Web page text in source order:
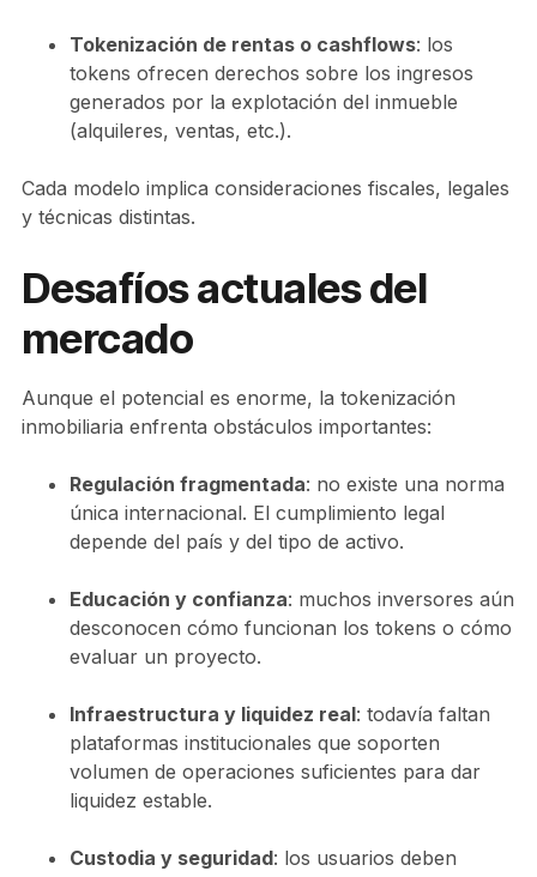
Tokenización de rentas o cashflows: los
tokens ofrecen derechos sobre los ingresos
generados por la explotación del inmueble
(alquileres, ventas, etc.).
Cada modelo implica consideraciones fiscales, legales
y técnicas distintas.
Desafíos actuales del
mercado
Aunque el potencial es enorme, la tokenización
inmobiliaria enfrenta obstáculos importantes:
Regulación fragmentada: no existe una norma
única internacional. El cumplimiento legal
depende del país y del tipo de activo.
Educación y confianza: muchos inversores aún
desconocen cómo funcionan los tokens o cómo
evaluar un proyecto.
Infraestructura y liquidez real: todavía faltan
plataformas institucionales que soporten
volumen de operaciones suficientes para dar
liquidez estable.
Custodia y seguridad: los usuarios deben